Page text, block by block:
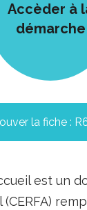
Accèder à
démarche
la fiche :
est un